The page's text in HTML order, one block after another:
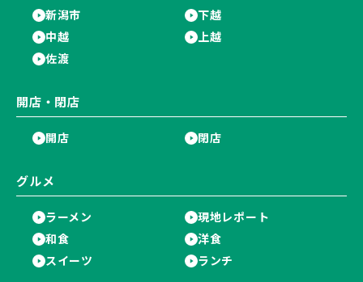
新潟市
下越
中越
上越
佐渡
開店・閉店
開店 閉店
グルメ
ラーメン
現地レポート
和食
洋食
スイーツ
ランチ